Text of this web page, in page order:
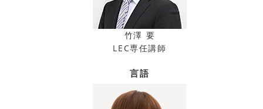
竹澤 要
LEC専任講師
言語